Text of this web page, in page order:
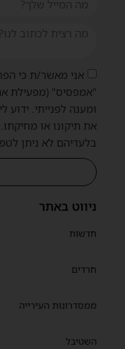
ניווט באתר
חדשות
חרדים
ממסדרונות העירייה
השטיבל
אני מאשר/ת כי
"אמפסיס" (מפעילת
ומענה לפנייתי. ידוע
את תיקונו או
בלעדיהם לא ניתן